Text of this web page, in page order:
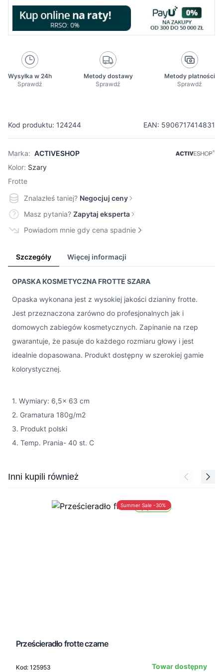
Kod produktu: 124244 EAN: 5906717414831
Marka: ACTIVESHOP
Kolor: Szary
Frotte
Wysyłka w 24h
Sprawdź
Metody dostawy
Sprawdź
Metody płatności
Sprawdź
Znalazłeś taniej? Negocjuj ceny
Masz pytania? Zapytaj eksperta
Powiadom mnie gdy cena spadnie
Szczegóły Więcej informacji
OPASKA KOSMETYCZNA FROTTE SZARA
Opaska wykonana jest z wysokiej jakości dzianiny frotte.
Jest przeznaczona zarówno do profesjonalnych jak i
domowych zabiegów kosmetycznych. Zapinanie na rzep
gwarantuje, że pasuje do każdego rozmiaru głowy i jest
idealnie dopasowana. Produkt dostępny w szerokiej gamie
kolorystycznej.
1. Wymiary: 6,5x 63 cm
2. Gramatura 180g/m2
3. Produkt polski
4. Temp. Prania- 40 st. C
Press to skip carousel
Inni kupili również
Wysyłka 24h
Summer Sale -30%
Prześcieradło frotte czarne
Kod: 125953
Towar dostępny